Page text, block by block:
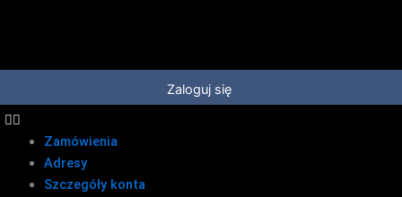
Zaloguj się
Zamówienia
Adresy
Szczegóły konta